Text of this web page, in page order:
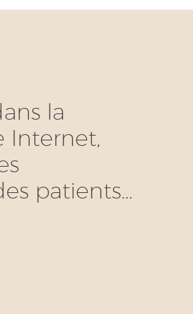
la
Internet,
patients…